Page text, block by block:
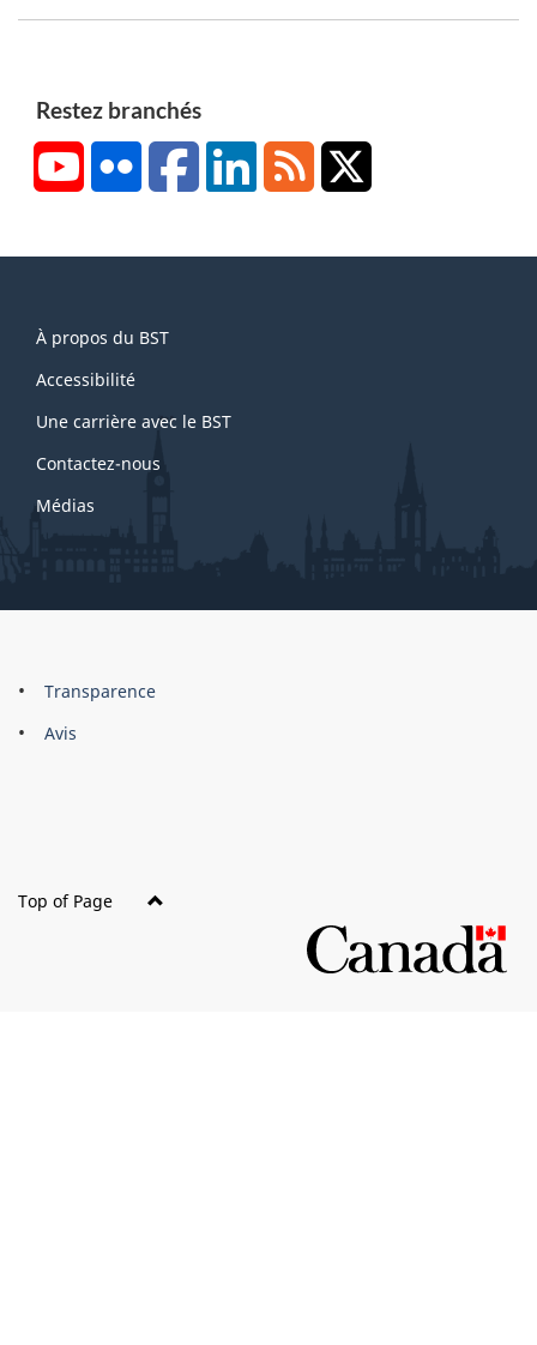
Restez branchés
YouTubeFlickr FacebookLinkedInRSS
this
site
À propos du BST
Accessibilité
Une carrière avec le BST
Contactez-nous
Médias
About
this
Brand
Transparence
Avis
Top of Page